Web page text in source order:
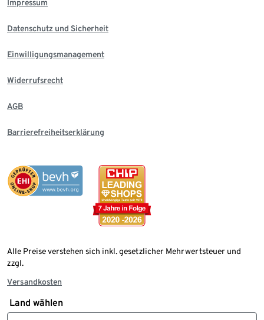
Impressum
Datenschutz und Sicherheit
Einwilligungsmanagement
Widerrufsrecht
AGB
Barrierefreiheitserklärung
Alle Preise verstehen sich inkl. gesetzlicher Mehrwertsteuer und
zzgl.
Versandkosten
Land wählen